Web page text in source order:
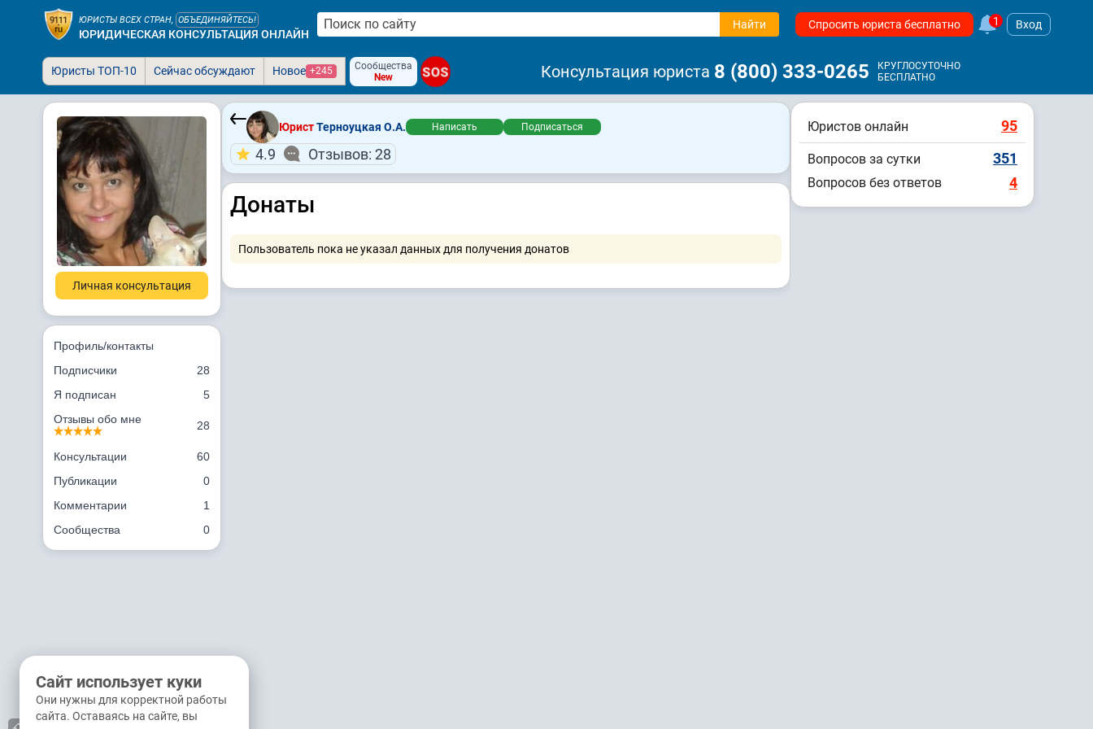
ЮРИСТЫ ВСЕХ СТРАН, ОБЪЕДИНЯЙТЕСЬ!
ЮРИДИЧЕСКАЯ КОНСУЛЬТАЦИЯ ОНЛАЙН
Найти Спросить юриста бесплатно 1 Вход
Юристы ТОП-10 Сейчас обсуждают Новое +245
Сообщества
New
SOS Консультация юриста 8 (800) 333-0265
КРУГЛОСУТОЧНО
БЕСПЛАТНО
Личная консультация
Профиль/контакты
Подписчики
28
Я подписан
5
Отзывы обо мне
28
Консультации
60
Публикации
0
Комментарии
1
Сообщества
0
ЮристТерноуцкая О.А. Написать Подписаться
4.9 Отзывов: 28
Донаты
Пользователь пока не указал данных для получения донатов
Юристов онлайн 95
Вопросов за сутки 351
Вопросов без ответов 4
Сайт использует куки
Они нужны для корректной работы
сайта. Оставаясь на сайте, вы